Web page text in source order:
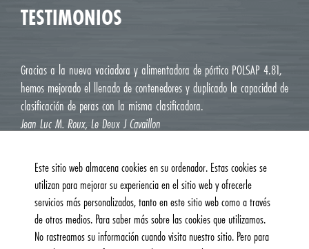
TESTIMONIOS
Gracias a la nueva vaciadora y alimentadora de pórtico POLSAP 4.81,
hemos mejorado el llenado de contenedores y duplicado la capacidad de
clasificación de peras con la misma clasificadora.
Jean Luc M. Roux, Le Deux J Cavaillon
Este sitio web almacena cookies en su ordenador. Estas cookies se
utilizan para mejorar su experiencia en el sitio web y ofrecerle
servicios más personalizados, tanto en este sitio web como a través
de otros medios. Para saber más sobre las cookies que utilizamos.
No rastreamos su información cuando visita nuestro sitio. Pero para